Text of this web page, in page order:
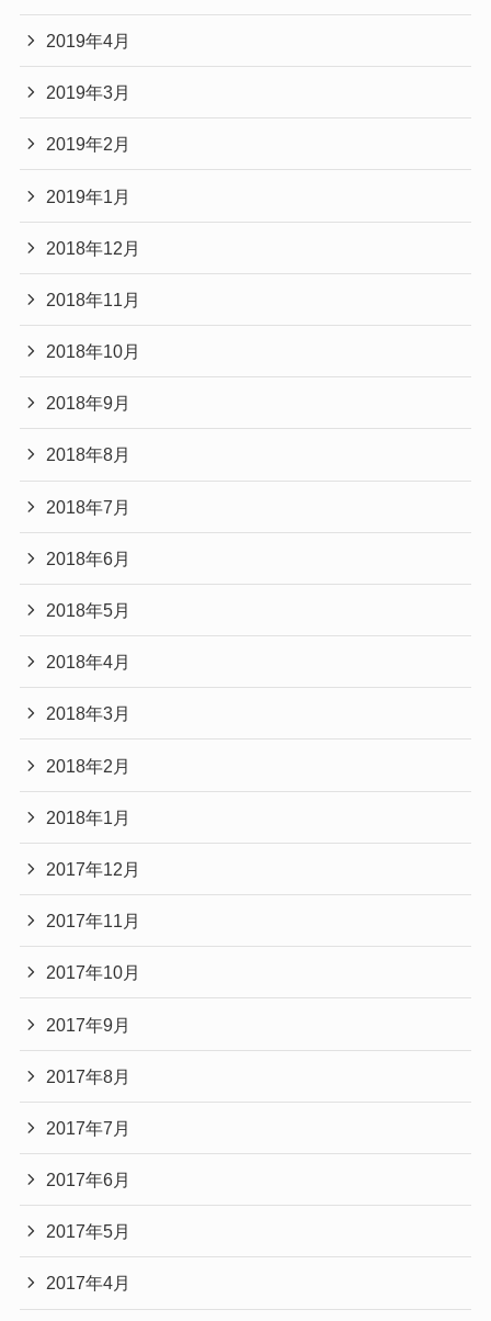
2019年4月
2019年3月
2019年2月
2019年1月
2018年12月
2018年11月
2018年10月
2018年9月
2018年8月
2018年7月
2018年6月
2018年5月
2018年4月
2018年3月
2018年2月
2018年1月
2017年12月
2017年11月
2017年10月
2017年9月
2017年8月
2017年7月
2017年6月
2017年5月
2017年4月